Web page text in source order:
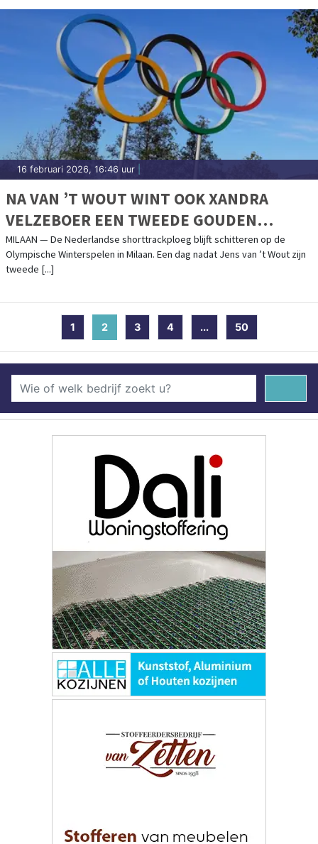
16 februari 2026, 16:46 uur
NA VAN ’T WOUT WINT OOK XANDRA
VELZEBOER EEN TWEEDE GOUDEN
MEDAILLE
MILAAN — De Nederlandse shorttrackploeg blijft schitteren op de
Olympische Winterspelen in Milaan. Een dag nadat Jens van ’t Wout zijn
tweede [...]
1 2(current)
3 4 ... 50